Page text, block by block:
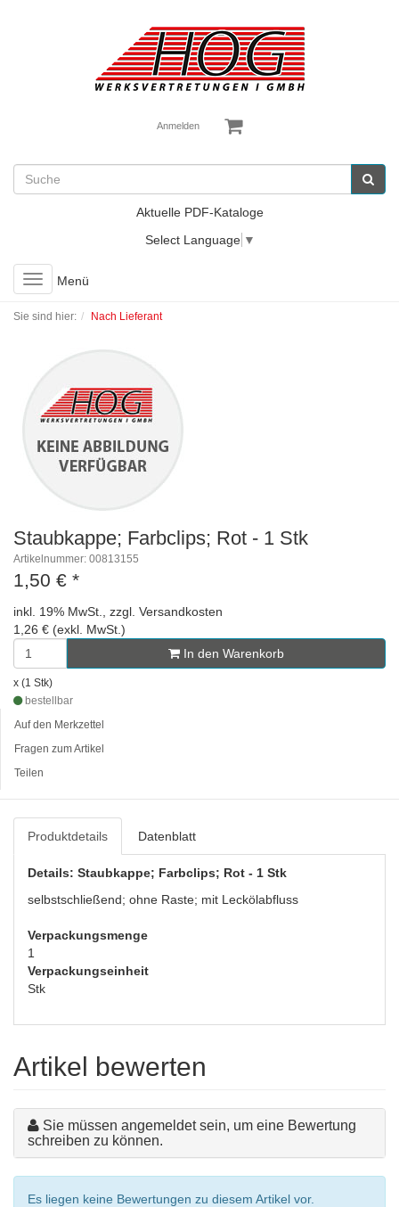
Anmelden
Aktuelle PDF-Kataloge
Select Language ▼
Toggle
navigation
Menü
Sie sind hier: Nach Lieferant
Staubkappe; Farbclips; Rot - 1 Stk
Artikelnummer: 00813155
1,50 € *
inkl. 19% MwSt., zzgl. Versandkosten
1,26 € (exkl. MwSt.)
In den Warenkorb
x (1 Stk)
bestellbar
Auf den Merkzettel
Fragen zum Artikel
Teilen
Produktdetails Datenblatt
Details: Staubkappe; Farbclips; Rot - 1 Stk
selbstschließend; ohne Raste; mit Leckölabfluss
Verpackungsmenge
1
Verpackungseinheit
Stk
Artikel bewerten
Sie müssen angemeldet sein, um eine Bewertung
schreiben zu können.
Es liegen keine Bewertungen zu diesem Artikel vor.